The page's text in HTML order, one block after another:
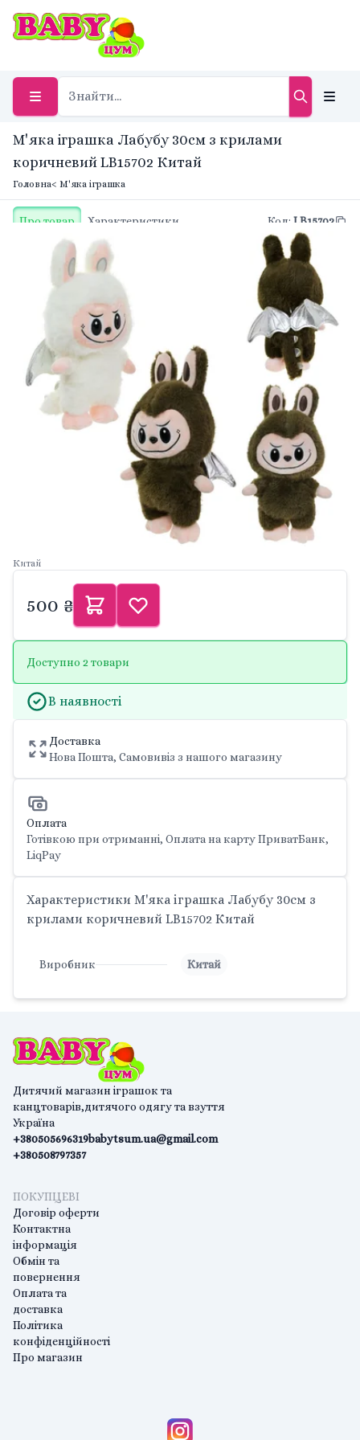
М'яка іграшка Лабубу 30см з крилами
коричневий LB15702 Китай
Головна< М'яка іграшка
Про товар Характеристики Код: LB15702
Китай
500 ₴
Доступно 2 товари
В наявності
Доставка
Нова Пошта, Самовивіз з нашого магазину
Оплата
Готівкою при отриманні, Оплата на карту ПриватБанк,
LiqPay
Характеристики М'яка іграшка Лабубу 30см з
крилами коричневий LB15702 Китай
Виробник Китай
Дитячий магазин іграшок та
канцтоварів,дитячого одягу та взуття
Україна
+380505696319
+380508797357
babytsum.ua@gmail.com
ПОКУПЦЕВІ
Договір оферти
Контактна
інформація
Обмін та
повернення
Оплата та
доставка
Політика
конфіденційності
Про магазин